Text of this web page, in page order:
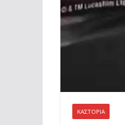
ΚΑΣΤΟΡΙΆ